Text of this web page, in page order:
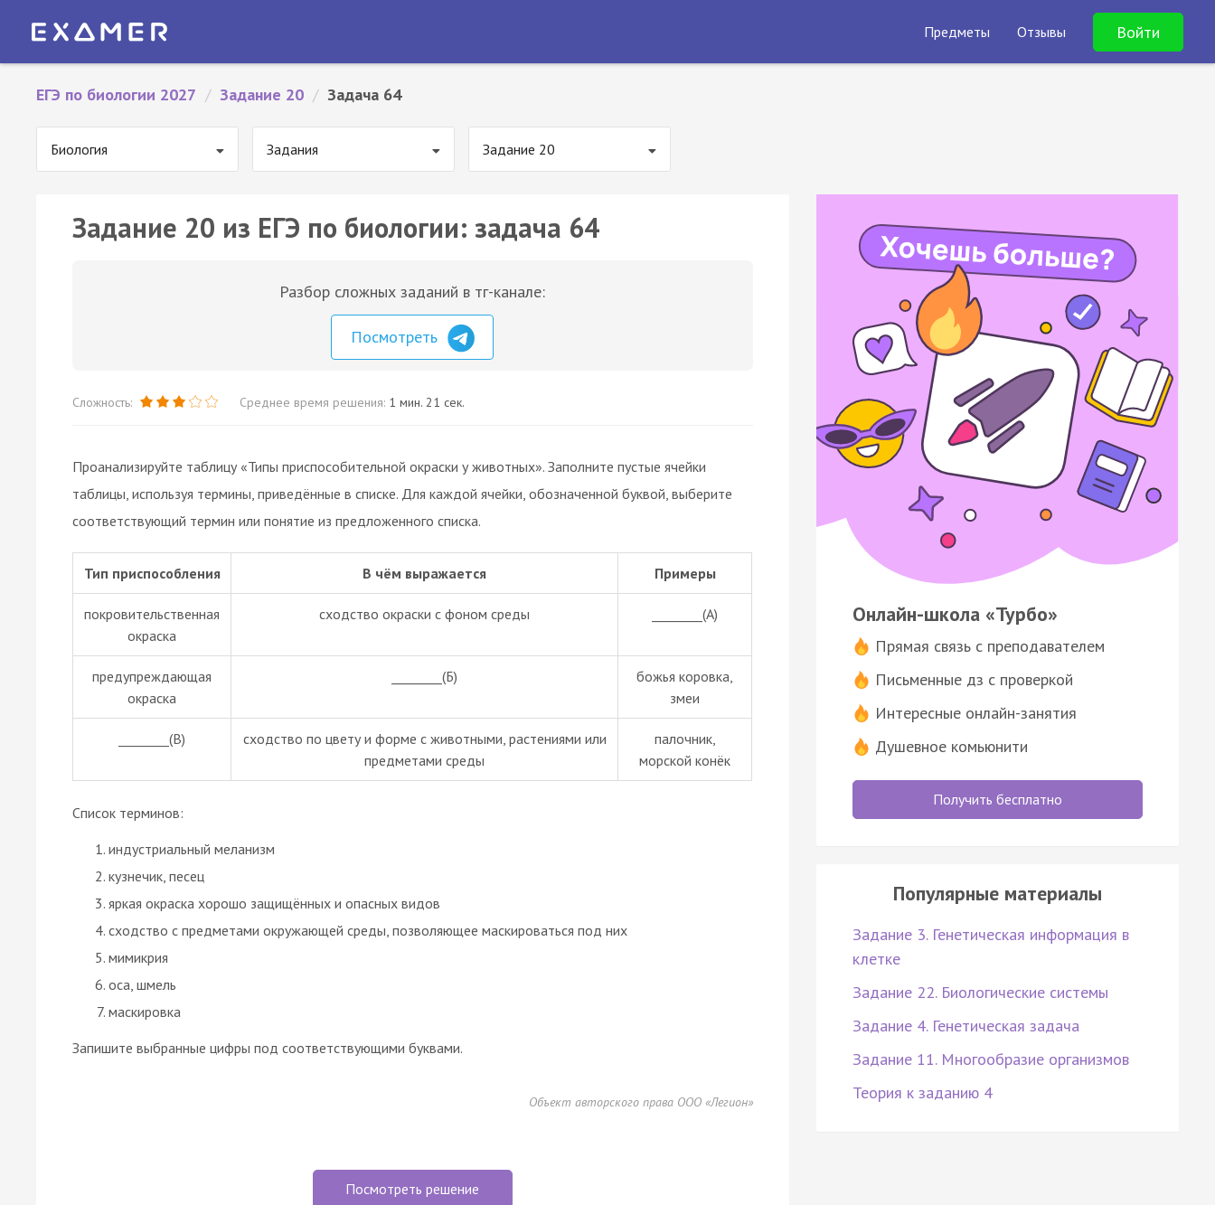
Предметы Отзывы Войти
ЕГЭ по биологии 2027 / Задание 20 / Задача 64
Биология Задания Задание 20
Задание 20 из ЕГЭ по биологии: задача 64
Разбор сложных заданий в тг-канале:
Посмотреть
Сложность: Среднее время решения: 1 мин. 21 сек.
Проанализируйте таблицу «Типы приспособительной окраски у животных». Заполните пустые ячейки
таблицы, используя термины, приведённые в списке. Для каждой ячейки, обозначенной буквой, выберите
соответствующий термин или понятие из предложенного списка.
Тип приспособления В чём выражается Примеры
покровительственная
окраска
сходство окраски с фоном среды ________(А)
предупреждающая
окраска
________(Б)
божья коровка,
змеи
________(В)
сходство по цвету и форме с животными, растениями или
предметами среды
палочник,
морской конёк
Список терминов:
индустриальный меланизм
кузнечик, песец
яркая окраска хорошо защищённых и опасных видов
сходство с предметами окружающей среды, позволяющее маскироваться под них
мимикрия
оса, шмель
маскировка
Запишите выбранные цифры под соответствующими буквами.
Объект авторского права ООО «Легион»
Посмотреть решение
Онлайн-школа «Турбо»
Прямая связь с преподавателем
Письменные дз с проверкой
Интересные онлайн-занятия
Душевное комьюнити
Получить бесплатно
Популярные материалы
Задание 3. Генетическая информация в
клетке
Задание 22. Биологические системы
Задание 4. Генетическая задача
Задание 11. Многообразие организмов
Теория к заданию 4